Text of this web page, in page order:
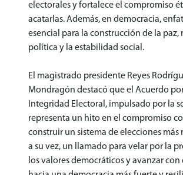
electorales y fortalece el compromiso
acatarlas. Además, en democracia,
esencial para la construcción de la paz,
política y la estabilidad social.
El magistrado presidente Reyes
Mondragón destacó que el Acuerdo
Integridad Electoral, impulsado por la
representa un hito en el compromiso
construir un sistema de elecciones más
a su vez, un llamado para velar por la
los valores democráticos y avanzar